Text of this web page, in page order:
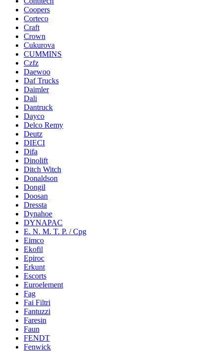
Coopers
Corteco
Craft
Crown
Cukurova
CUMMINS
Czfz
Daewoo
Daf Trucks
Daimler
Dali
Dantruck
Dayco
Delco Remy
Deutz
DIECI
Difa
Dinolift
Ditch Witch
Donaldson
Dongil
Doosan
Dressta
Dynahoe
DYNAPAC
E. N. M. T. P. / Cpg
Eimco
Ekofil
Epiroc
Erkunt
Escorts
Euroelement
Fag
Fai Filtri
Fantuzzi
Faresin
Faun
FENDT
Fenwick